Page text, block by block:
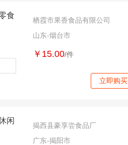
￥15.00/件
食
栖霞市果香食品有限公司
山东-烟台市
立即购买
闲
揭西县豪享尝食品厂
广东-揭阳市